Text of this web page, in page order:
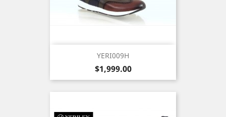
YERI009H
Precio
$1,999.00